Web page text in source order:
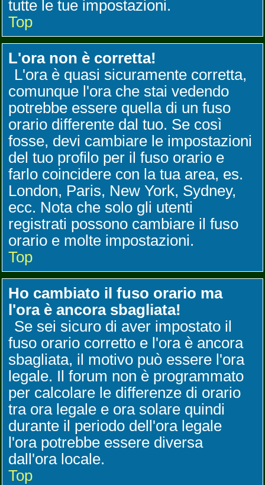
tutte le tue impostazioni.
Top
L'ora non è corretta!
L'ora è quasi sicuramente corretta,
comunque l'ora che stai vedendo
potrebbe essere quella di un fuso
orario differente dal tuo. Se così
fosse, devi cambiare le impostazioni
del tuo profilo per il fuso orario e
farlo coincidere con la tua area, es.
London, Paris, New York, Sydney,
ecc. Nota che solo gli utenti
registrati possono cambiare il fuso
orario e molte impostazioni.
Top
Ho cambiato il fuso orario ma
l'ora è ancora sbagliata!
Se sei sicuro di aver impostato il
fuso orario corretto e l'ora è ancora
sbagliata, il motivo può essere l'ora
legale. Il forum non è programmato
per calcolare le differenze di orario
tra ora legale e ora solare quindi
durante il periodo dell'ora legale
l'ora potrebbe essere diversa
dall'ora locale.
Top